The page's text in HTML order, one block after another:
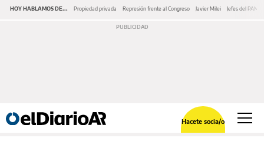
HOY HABLAMOS DE... Propiedad privada Represión frente al Congreso Javier Milei Jefes del PAMI
Hacete socia/o